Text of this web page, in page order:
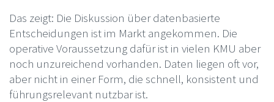
Das zeigt: Die Diskussion über datenbasierte
Entscheidungen ist im Markt angekommen. Die
operative Voraussetzung dafür ist in vielen KMU aber
noch unzureichend vorhanden. Daten liegen oft vor,
aber nicht in einer Form, die schnell, konsistent und
führungsrelevant nutzbar ist.